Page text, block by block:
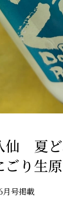
仙 夏
ごり生
月号掲載